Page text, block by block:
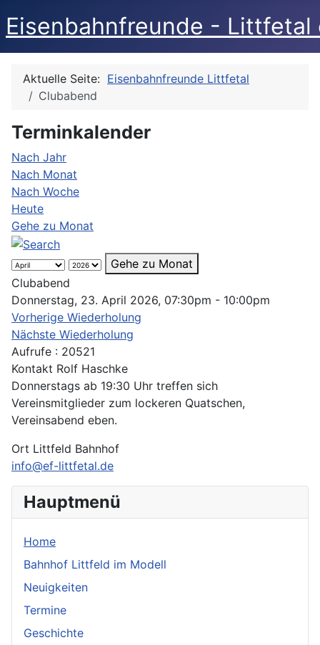
Eisenbahnfreunde - Littfetal
Aktuelle Seite: Eisenbahnfreunde Littfetal
Clubabend
Terminkalender
Nach Jahr
Nach Monat
Nach Woche
Heute
Gehe zu Monat
Gehe zu Monat
Clubabend
Donnerstag, 23. April 2026, 07:30pm - 10:00pm
Vorherige Wiederholung
Nächste Wiederholung
Aufrufe : 20521
Kontakt Rolf Haschke
Donnerstags ab 19:30 Uhr treffen sich
Vereinsmitglieder zum lockeren Quatschen,
Vereinsabend eben.
Ort Littfeld Bahnhof
info@ef-littfetal.de
Hauptmenü
Home
Bahnhof Littfeld im Modell
Neuigkeiten
Termine
Geschichte